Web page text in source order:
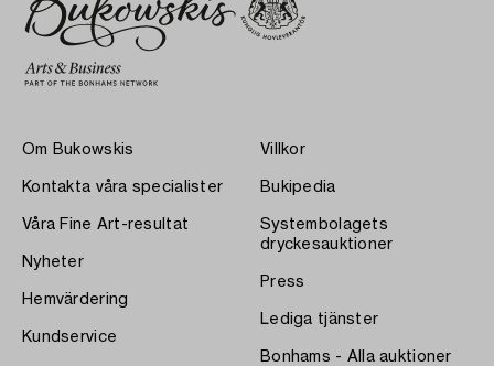
Om Bukowskis
Kontakta våra specialister
Våra Fine Art-resultat
Nyheter
Hemvärdering
Kundservice
Villkor
Bukipedia
Systembolagets
dryckesauktioner
Press
Lediga tjänster
Bonhams - Alla auktioner